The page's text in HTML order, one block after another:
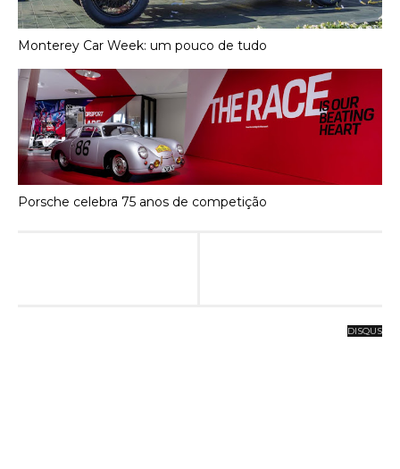
Monterey Car Week: um pouco de tudo
Porsche celebra 75 anos de competição
DISQUS